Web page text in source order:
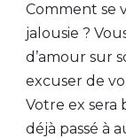
Comment se
jalousie ?
d’amour sur
excuser de
Votre ex sera
déjà passé à